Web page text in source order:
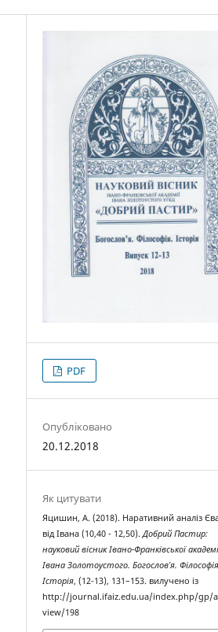
PDF
Опубліковано
20.12.2018
Як цитувати
Яцишин, А. (2018). Наративний аналіз
від Івана (10,40 - 12,50).Добрий Пастир:
науковий вісник Івано-Франківської
Івана Золотоустого. Богослов’я.
Історія, (12-13), 131–153. вилучено із
http://journal.ifaiz.edu.ua/index.php/gp/
view/198